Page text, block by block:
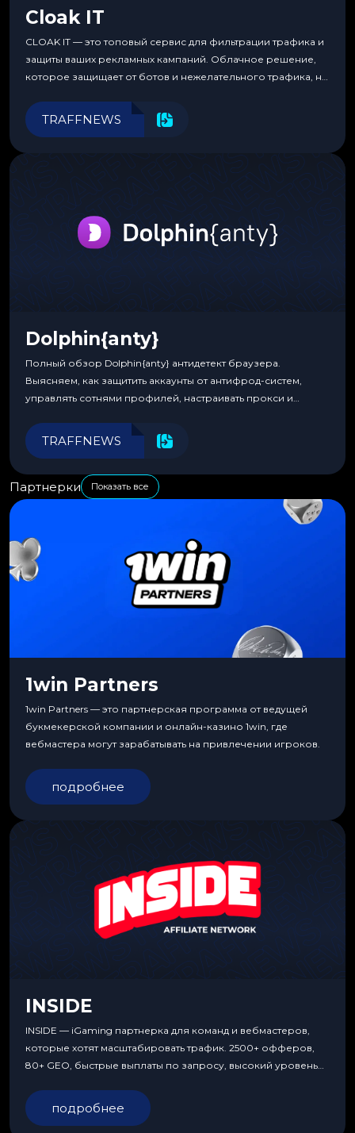
Cloak IT
CLOAK IT — это топовый сервис для фильтрации трафика и
защиты ваших рекламных кампаний. Облачное решение,
которое защищает от ботов и нежелательного трафика, не
программирования.
TRAFFNEWS
Dolphin{anty}
Полный обзор Dolphin{anty} антидетект браузера.
Выясняем, как защитить аккаунты от антифрод-систем,
управлять сотнями профилей, настраивать прокси и
эффективности.
TRAFFNEWS
Партнерки Показать все
1win Partners
1win Partners — это партнерская программа от ведущей
букмекерской компании и онлайн-казино 1win, где
вебмастера могут зарабатывать на привлечении игроков.
подробнее
INSIDE
INSIDE — iGaming партнерка для команд и вебмастеров,
которые хотят масштабировать трафик. 2500+ офферов,
80+ GEO, быстрые выплаты по запросу, высокий уровень
подробнее